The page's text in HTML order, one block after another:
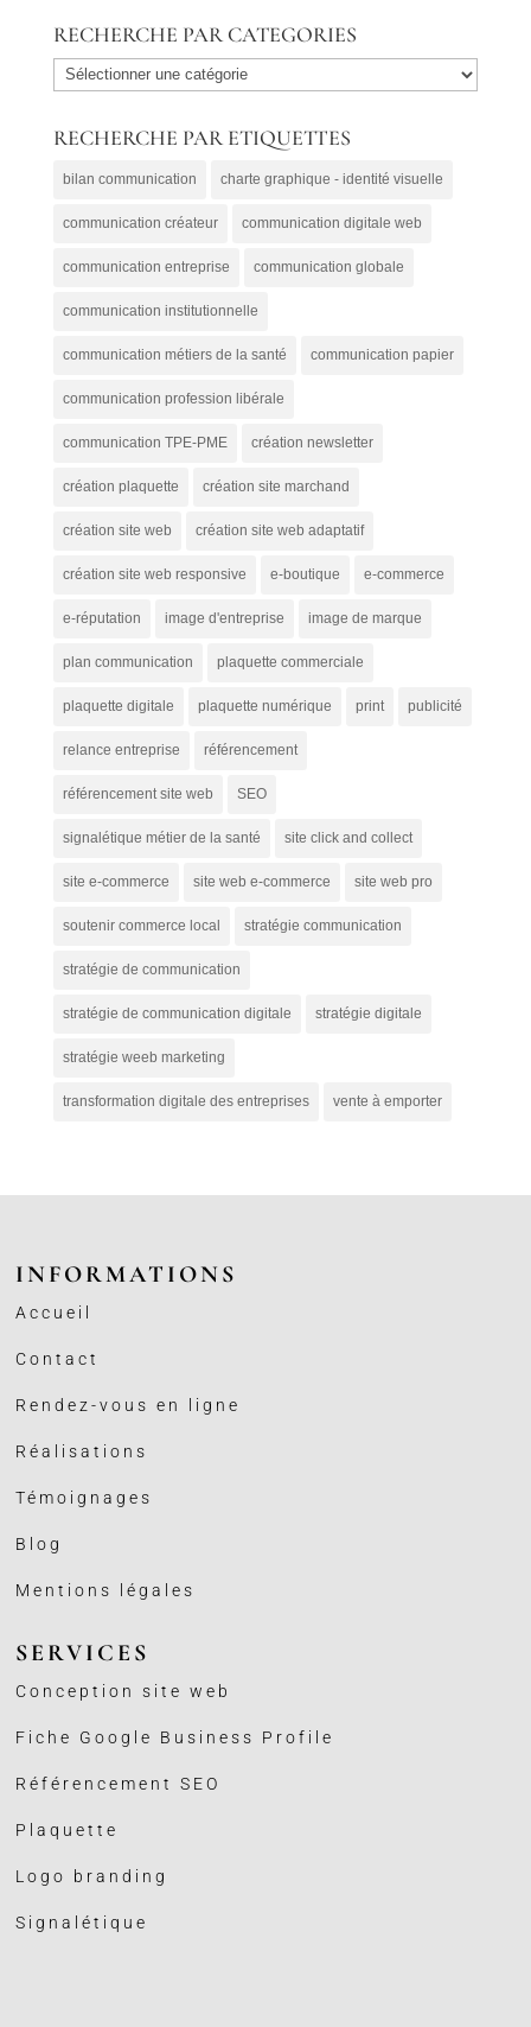
RECHERCHE PAR CATEGORIES
RECHERCHE
CATEGORIES
RECHERCHE PAR ETIQUETTES
bilan communication charte graphique - identité visuelle
communication créateur communication digitale web
communication entreprise communication globale
communication institutionnelle
communication métiers de la santé communication papier
communication profession libérale
communication TPE-PME création newsletter
création plaquette création site marchand
création site web création site web adaptatif
création site web responsive e-boutique e-commerce
e-réputation image d'entreprise image de marque
plan communication plaquette commerciale
plaquette digitale plaquette numérique print publicité
relance entreprise référencement
référencement site web SEO
signalétique métier de la santé site click and collect
site e-commerce site web e-commerce site web pro
soutenir commerce local stratégie communication
stratégie de communication
stratégie de communication digitale stratégie digitale
stratégie weeb marketing
transformation digitale des entreprises vente à emporter
INFORMATIONS
Accueil
Contact
Rendez-vous en ligne
Réalisations
Témoignages
Blog
Mentions légales
SERVICES
Conception site web
Fiche Google Business Profile
Référencement SEO
Plaquette
Logo branding
Signalétique